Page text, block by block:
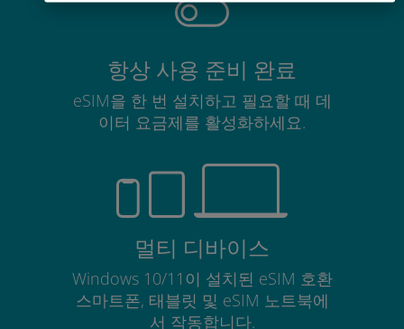
항상 사용 준비 완료
eSIM을 한 번 설치하고 필요할 때 데
이터 요금제를 활성화하세요.
멀티 디바이스
Windows 10/11이 설치된 eSIM 호환
스마트폰, 태블릿 및 eSIM 노트북에
서 작동합니다.